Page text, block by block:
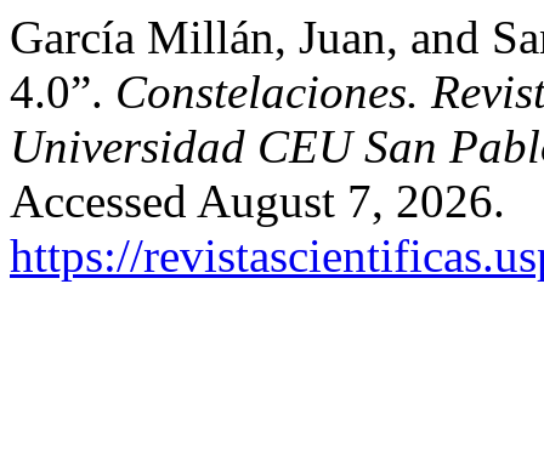
García Millán, Juan, and
4.0”. Constelaciones.
Universidad CEU San
Accessed August 7, 2026.
https://